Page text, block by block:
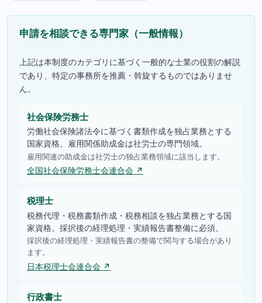
申請を相談できる専門家（一般情報）
上記は本制度のカテゴリに基づく一般的な士業の役割の解説
であり、特定の事務所を推薦・斡旋するものではありませ
ん。
社会保険労務士
労働社会保険諸法令に基づく書類作成を独占業務とする
国家資格。雇用関係助成金は社労士の専門領域。
雇用関連の助成金は社労士の独占業務領域に該当します。
全国社会保険労務士会連合会 ↗
税理士
税務代理・税務書類作成・税務相談を独占業務とする国
家資格。採択後の経理処理・実績報告書整備に必須。
採択後の経理処理・実績報告書の整備で関与する場合があり
ます。
日本税理士会連合会 ↗
行政書士